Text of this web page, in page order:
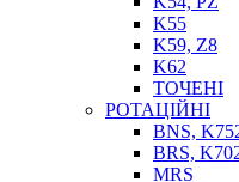
ТОСОЛ, АНТИФРИЗ
ОЛИВА-ПАЛИВО
ПОВІТРЯ-ВОДА
ДЛЯ ЗВАРЮВАННЯ
K55
K59, Z8
K62
ТОЧЕНІ
РОТАЦІЙНІ
BNS,
BRS,
MRS